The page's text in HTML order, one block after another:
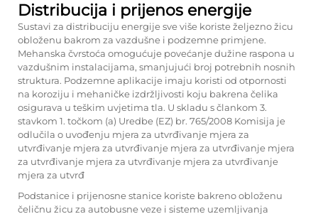
Distribucija i prijenos energije
Sustavi za distribuciju energije sve više koriste željezno žicu
obloženu bakrom za vazdušne i podzemne primjene.
Mehanska čvrstoća omogućuje povećanje dužine raspona u
vazdušnim instalacijama, smanjujući broj potrebnih nosnih
struktura. Podzemne aplikacije imaju koristi od otpornosti
na koroziju i mehaničke izdržljivosti koju bakrena čelika
osigurava u teškim uvjetima tla. U skladu s člankom 3.
stavkom 1. točkom (a) Uredbe (EZ) br. 765/2008 Komisija je
odlučila o uvođenju mjera za utvrđivanje mjera za
utvrđivanje mjera za utvrđivanje mjera za utvrđivanje mjera
za utvrđivanje mjera za utvrđivanje mjera za utvrđivanje
mjera za utvrđ
Podstanice i prijenosne stanice koriste bakreno obloženu
čeličnu žicu za autobusne veze i sisteme uzemljivanja